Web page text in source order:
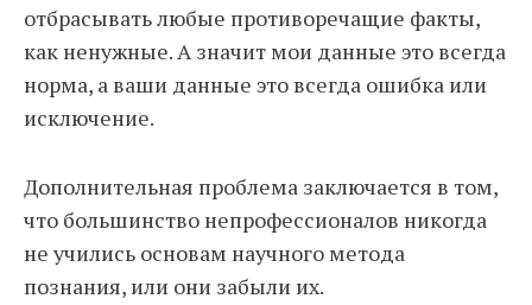
отбрасывать любые противоречащие факты,
как ненужные. А значит мои данные это всегда
норма, а ваши данные это всегда ошибка или
исключение.
Дополнительная проблема заключается в том,
что большинство непрофессионалов никогда
не учились основам научного метода
познания, или они забыли их.